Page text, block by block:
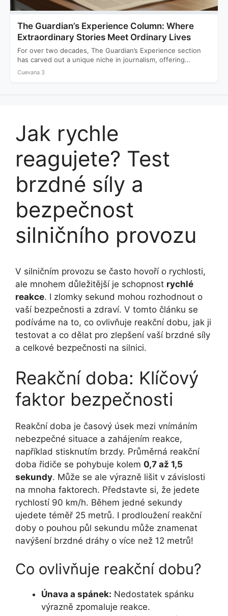
The Guardian’s Experience Column: Where
Extraordinary Stories Meet Ordinary Lives
For over two decades, The Guardian’s Experience section
has carved out a unique niche in journalism, offering
readers…
Cuevana 3
Jak rychle
reagujete? Test
brzdné síly a
bezpečnost
silničního provozu
V silničním provozu se často hovoří o rychlosti,
ale mnohem důležitější je schopnost rychlé
reakce. I zlomky sekund mohou rozhodnout o
vaší bezpečnosti a zdraví. V tomto článku se
podíváme na to, co ovlivňuje reakční dobu, jak ji
testovat a co dělat pro zlepšení vaší brzdné síly
a celkové bezpečnosti na silnici.
Reakční doba: Klíčový
faktor bezpečnosti
Reakční doba je časový úsek mezi vnímáním
nebezpečné situace a zahájením reakce,
například stisknutím brzdy. Průměrná reakční
doba řidiče se pohybuje kolem 0,7 až 1,5
sekundy. Může se ale výrazně lišit v závislosti
na mnoha faktorech. Představte si, že jedete
rychlostí 90 km/h. Během jedné sekundy
ujedete téměř 25 metrů. I prodloužení reakční
doby o pouhou půl sekundu může znamenat
navýšení brzdné dráhy o více než 12 metrů!
Co ovlivňuje reakční dobu?
Únava a spánek: Nedostatek spánku
výrazně zpomaluje reakce.